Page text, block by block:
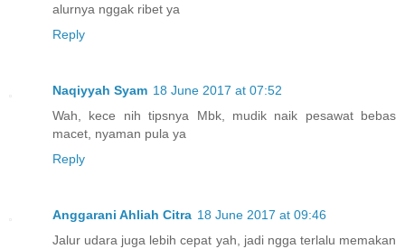
alurnya nggak ribet ya
Reply
Naqiyyah Syam 18 June 2017 at 07:52
Wah, kece nih tipsnya Mbk, mudik naik pesawat bebas
macet, nyaman pula ya
Reply
Anggarani Ahliah Citra 18 June 2017 at 09:46
Jalur udara juga lebih cepat yah, jadi ngga terlalu memakan